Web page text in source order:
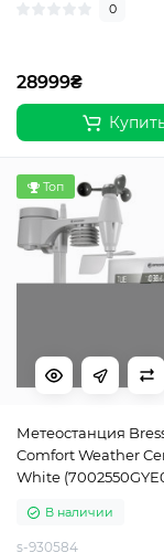
0
28999₴
Топ
Метеостанция
Comfort Weather
White
В наличии
s-930584